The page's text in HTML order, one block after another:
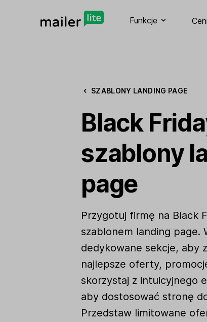
Funkcje
SZABLONY LANDING PAGE
Black
szablony
page
Przygotuj firmę na Black
szablonem landing page.
dedykowane sekcje, aby
najlepsze oferty,
skorzystaj z intuicyjnego
aby dostosować stronę
Przedstaw limitowane